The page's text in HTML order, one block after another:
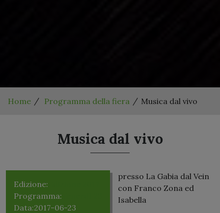
Home Programma della fiera Musica dal vivo
Musica dal vivo
Edizione:
Programma:
Data:2017-06-23
presso La Gabia dal Vein
con Franco Zona ed
Isabella